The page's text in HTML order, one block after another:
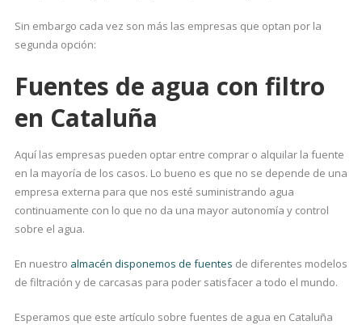
Sin embargo cada vez son más las empresas que optan por la
segunda opción:
Fuentes de agua con filtro
en Cataluña
Aquí las empresas pueden optar entre comprar o alquilar la fuente
en la mayoría de los casos. Lo bueno es que no se depende de una
empresa externa para que nos esté suministrando agua
continuamente con lo que no da una mayor autonomía y control
sobre el agua.
En nuestro almacén disponemos de fuentes de diferentes modelos
de filtración y de carcasas para poder satisfacer a todo el mundo.
Esperamos que este artículo sobre fuentes de agua en Cataluña